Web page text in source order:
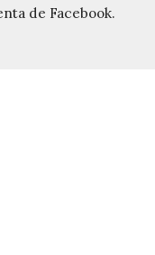
de Facebook.